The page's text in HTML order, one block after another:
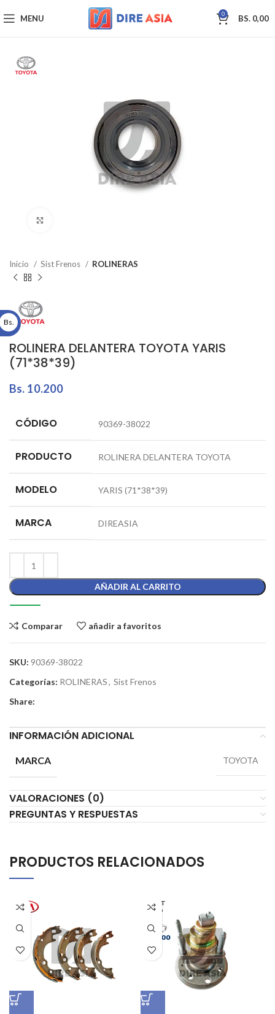
MENU 0 BS. 0,00
Inicio Sist Frenos ROLINERAS
ROLINERA DELANTERA TOYOTA YARIS
(71*38*39)
Bs. 10.200
CÓDIGO 90369-38022
PRODUCTO ROLINERA DELANTERA TOYOTA
MODELO YARIS (71*38*39)
MARCA DIREASIA
AÑADIR AL CARRITO
Comparar añadir a favoritos
SKU: 90369-38022
Categorías: ROLINERAS, Sist Frenos
Share:
INFORMACIÓN ADICIONAL
MARCA TOYOTA
VALORACIONES (0)
PREGUNTAS Y RESPUESTAS
PRODUCTOS RELACIONADOS
AGOT
ADO
Bs.